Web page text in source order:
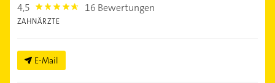
4,5 4.5 16 Bewertungen
ZAHNÄRZTE
E-Mail